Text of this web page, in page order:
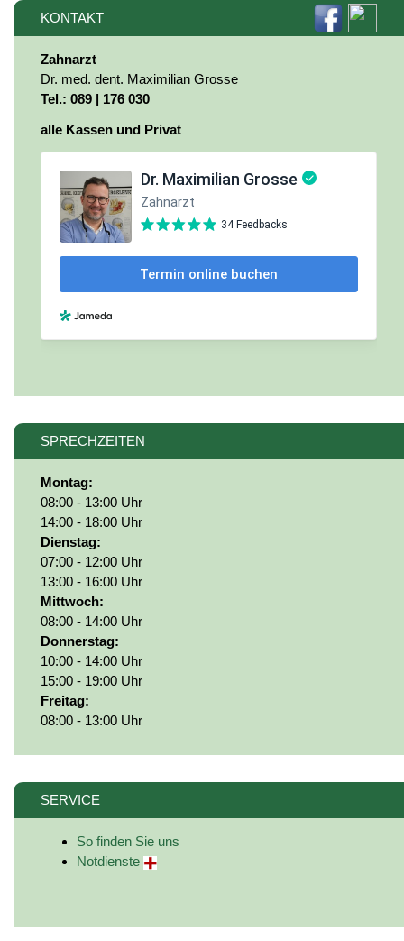
KONTAKT
Zahnarzt
Dr. med. dent. Maximilian Grosse
Tel.: 089 | 176 030
alle Kassen und Privat
SPRECHZEITEN
Montag:
08:00 - 13:00 Uhr
14:00 - 18:00 Uhr
Dienstag:
07:00 - 12:00 Uhr
13:00 - 16:00 Uhr
Mittwoch:
08:00 - 14:00 Uhr
Donnerstag:
10:00 - 14:00 Uhr
15:00 - 19:00 Uhr
Freitag:
08:00 - 13:00 Uhr
SERVICE
So finden Sie uns
Notdienste